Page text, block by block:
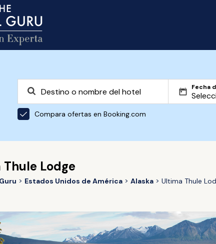
Fecha
Compara ofertas en Booking.com
Lodge
Estados Unidos de América Alaska Ultima Thule